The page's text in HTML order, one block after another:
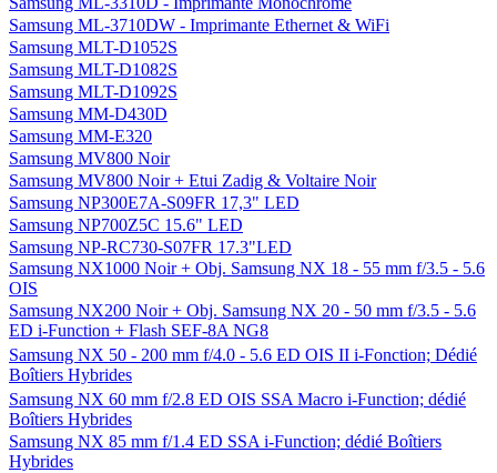
Samsung ML-3710DW - Imprimante Ethernet & WiFi
Samsung MLT-D1052S
Samsung MLT-D1082S
Samsung MLT-D1092S
Samsung MM-D430D
Samsung MM-E320
Samsung MV800 Noir
Samsung MV800 Noir + Etui Zadig & Voltaire Noir
Samsung NP300E7A-S09FR 17,3" LED
Samsung NP700Z5C 15.6" LED
Samsung NP-RC730-S07FR 17.3"LED
Samsung NX1000 Noir + Obj. Samsung NX 18 - 55 mm f/3.5 - 5.6
OIS
Samsung NX200 Noir + Obj. Samsung NX 20 - 50 mm f/3.5 - 5.6
ED i-Function + Flash SEF-8A NG8
Samsung NX 50 - 200 mm f/4.0 - 5.6 ED OIS II i-Fonction; Dédié
Boîtiers Hybrides
Samsung NX 60 mm f/2.8 ED OIS SSA Macro i-Function; dédié
Boîtiers Hybrides
Samsung NX 85 mm f/1.4 ED SSA i-Function; dédié Boîtiers
Hybrides